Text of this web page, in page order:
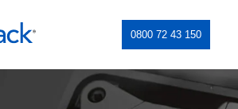
0800 72 43 150